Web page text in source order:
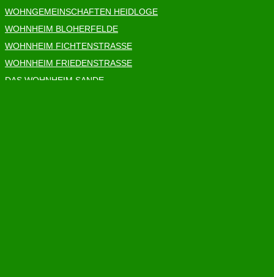
WOHNGEMEINSCHAFTEN HEIDLOGE
WOHNHEIM BLOHERFELDE
WOHNHEIM FICHTENSTRASSE
WOHNHEIM FRIEDENSTRASSE
DAS WOHNHEIM SANDE